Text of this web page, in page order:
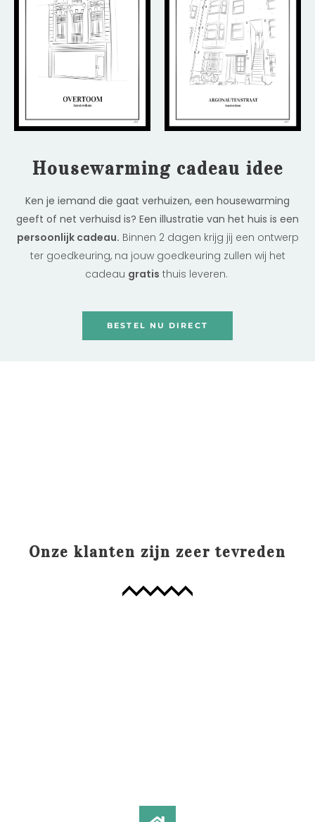
Housewarming cadeau idee
Ken je iemand die gaat verhuizen, een housewarming
geeft of net verhuisd is? Een illustratie van het huis is een
persoonlijk cadeau. Binnen 2 dagen krijg jij een ontwerp
ter goedkeuring, na jouw goedkeuring zullen wij het
cadeau gratis thuis leveren.
BESTEL NU DIRECT
Onze klanten zijn zeer tevreden